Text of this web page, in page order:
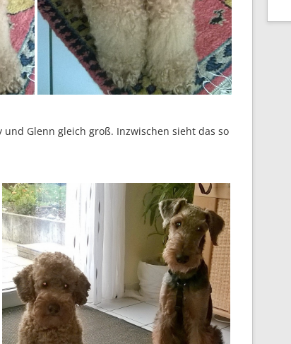
Glenn gleich groß. Inzwischen sieht das so